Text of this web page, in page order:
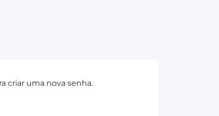
criar uma nova senha.